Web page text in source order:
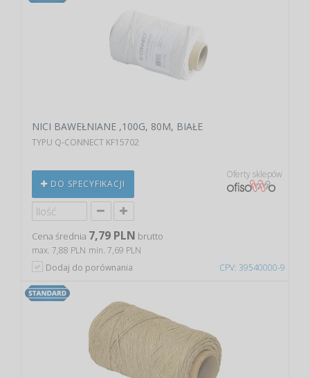
CPV: 39540000-9
NICI BAWEŁNIANE ,100G, 80M, BIAŁE
TYPU Q-CONNECT KF15702
DO SPECYFIKACJI
Oferty sklepów
Cena średnia 7,79 PLN brutto
max. 7,88 PLN min. 7,69 PLN
Dodaj do porównania